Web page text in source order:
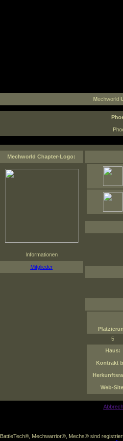
Mechworld
Mechworld Chapter-Logo:
Informationen
Mitglieder
5
Haus:
Kontrakt
Web-
BattleTech®, Mechwarrior®, Mechs® sind